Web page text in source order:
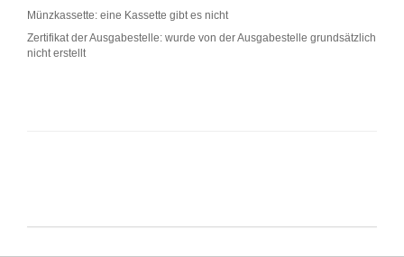
Münzkassette: eine Kassette gibt es nicht
Zertifikat der Ausgabestelle: wurde von der Ausgabestelle grundsätzlich
nicht erstellt